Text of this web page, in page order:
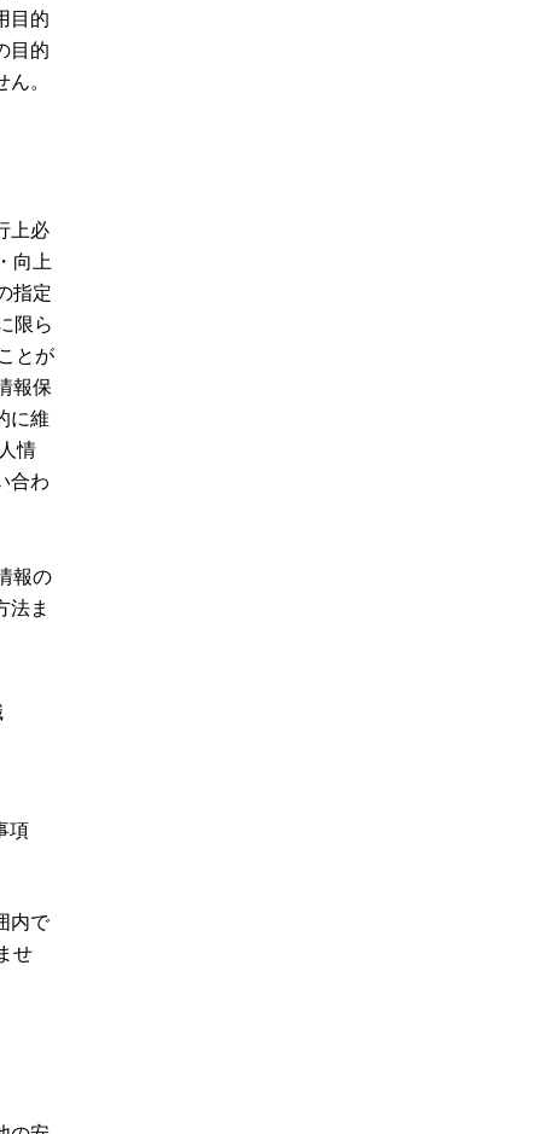
目的
目的
。
上必
向上
指定
限ら
とが
報保
に維
情
合わ
報の
法ま
項
内で
せ